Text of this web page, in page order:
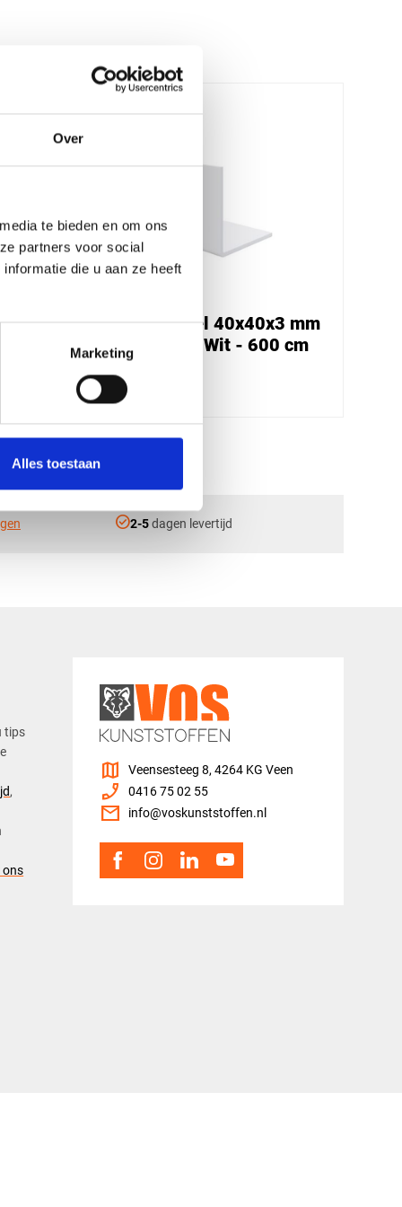
Over
te bieden en om ons
partners voor social
die u aan ze heeft
Marketing
Alles toestaan
Hoekprofiel 40x40x3 mm
afgerond - Wit - 600 cm
€ 34,01
check_circle2-5dagen levertijd
tips
,
ons
map Veensesteeg 8, 4264 KG Veen
phone_enabled 0416 75 02 55
mail info@voskunststoffen.nl